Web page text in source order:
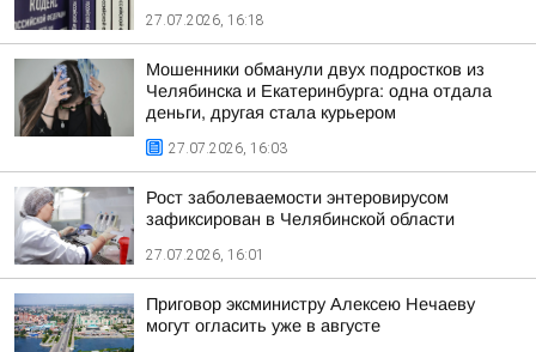
27.07.2026, 16:18
Мошенники обманули двух подростков из
Челябинска и Екатеринбурга: одна отдала
деньги, другая стала курьером
27.07.2026, 16:03
Рост заболеваемости энтеровирусом
зафиксирован в Челябинской области
27.07.2026, 16:01
Приговор эксминистру Алексею Нечаеву
могут огласить уже в августе